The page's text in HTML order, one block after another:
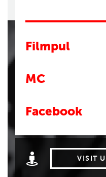
Filmpul
MC
Facebook
VISIT